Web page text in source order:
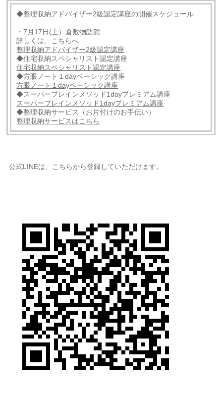
◆整理収納アドバイザー2級認定講座の開催スケジュール
・7月17日(土）倉敷物語館
詳しくは、こちらへ
整理収納アドバイザー2級認定講座
◆住宅収納スペシャリスト認定講座
住宅収納スペシャリスト認定講座
◆方眼ノート１dayベーシック講座
方眼ノート１dayベーシック講座
◆スーパーブレインメソッド1dayプレミアム講座
スーパーブレインメソッド1dayプレミアム講座
◆整理収納サービス（お片付けのお手伝い）
整理収納サービスはこちら
公式LINEは、こちらから登録していただけます。